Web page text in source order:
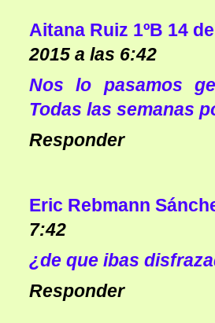
Aitana Ruiz 1ºB 14
2015 a las 6:42
Nos lo pasamos
Todas las semanas
Responder
Eric Rebmann
7:42
¿de que ibas
Responder